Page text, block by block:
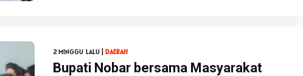
2 MINGGU LALU | DAERAH
Bupati Nobar bersama Masyarakat